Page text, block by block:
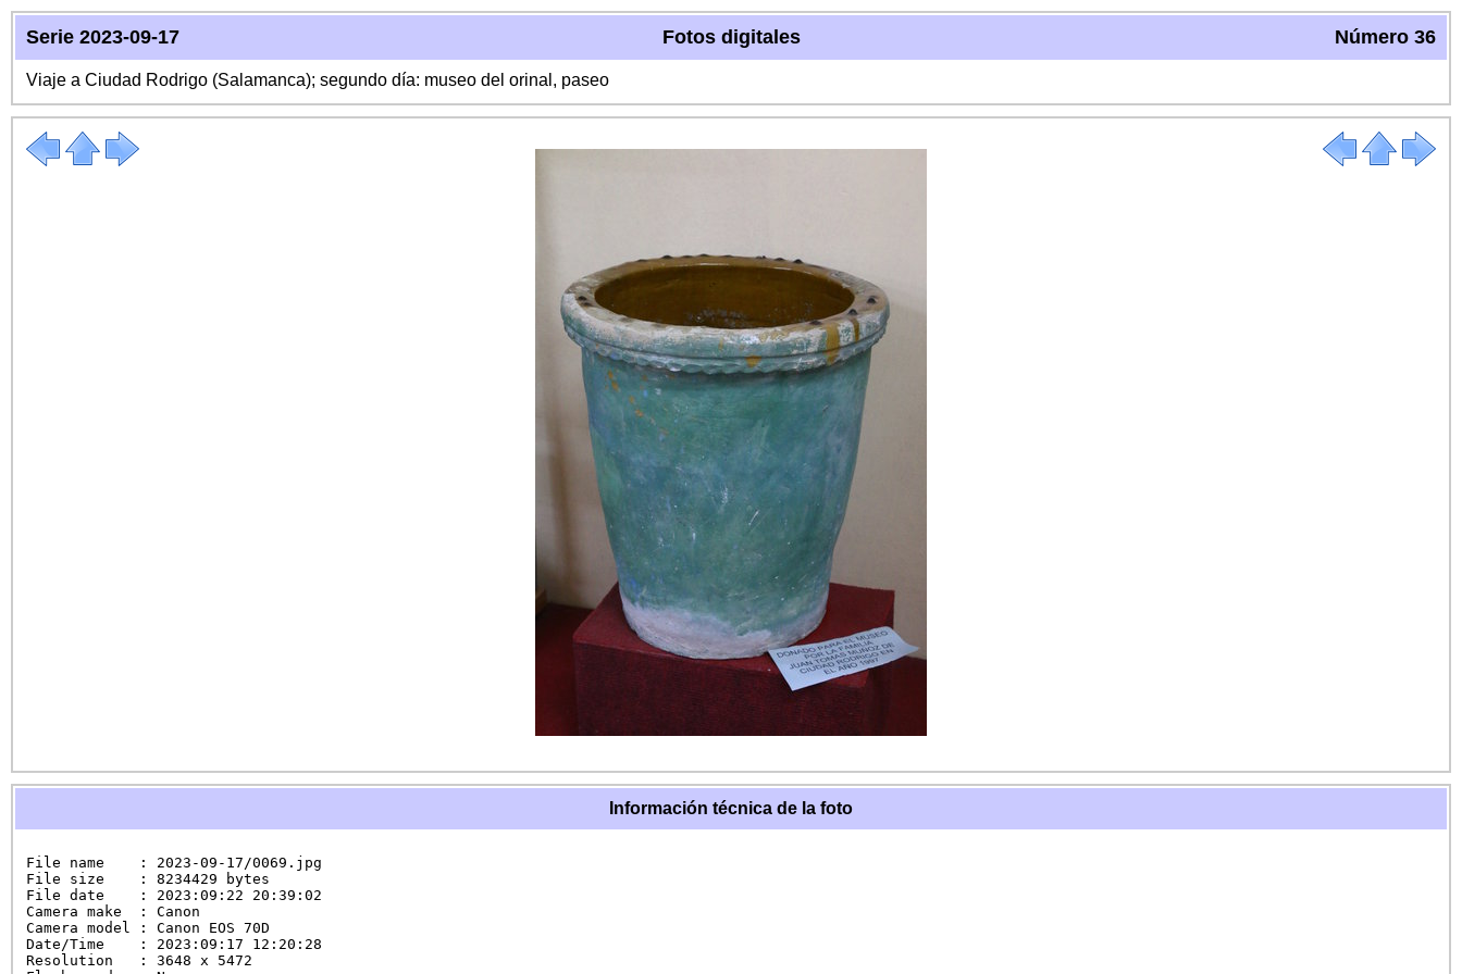
Serie 2023-09-17 Número 36
Fotos digitales
Viaje a Ciudad Rodrigo (Salamanca); segundo día: museo del orinal, paseo
Información técnica de la foto
File name    : 2023-09-17/0069.jpg
File size    : 8234429 bytes
File date    : 2023:09:22 20:39:02
Camera make  : Canon
Camera model : Canon EOS 70D
Date/Time    : 2023:09:17 12:20:28
Resolution   : 3648 x 5472